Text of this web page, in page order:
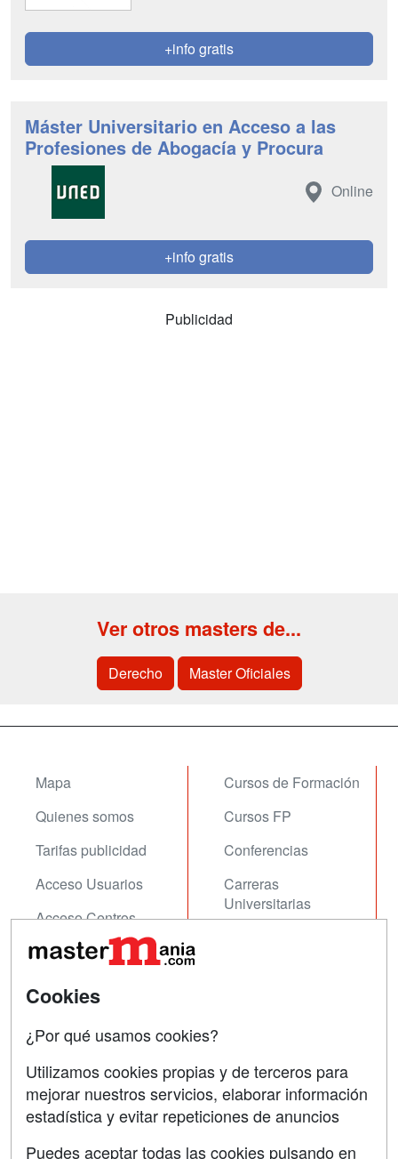
+info gratis
Máster Universitario en Acceso a las
Profesiones de Abogacía y Procura
Online
+info gratis
Publicidad
Ver otros masters de...
Derecho Master Oficiales
Mapa
Quienes somos
Tarifas publicidad
Acceso Usuarios
Acceso Centros
Cursos de Formación
Cursos FP
Conferencias
Carreras
Universitarias
Contactar
Copyleft
Cookies
¿Por qué usamos cookies?
Utilizamos cookies propias y de terceros para
mejorar nuestros servicios, elaborar información
estadística y evitar repeticiones de anuncios
Puedes aceptar todas las cookies pulsando en